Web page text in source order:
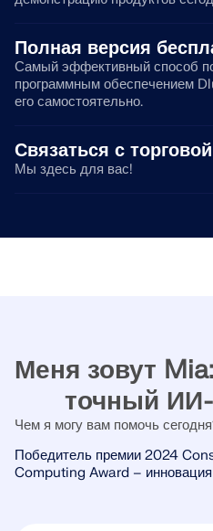
Полная версия
Самый эффективный способ
программным обеспечением
его самостоятельно.
Связаться с
Мы здесь для вас!
Меня зовут
точный
Чем я могу вам помочь
Победитель премии 2024
Computing Award – инновация